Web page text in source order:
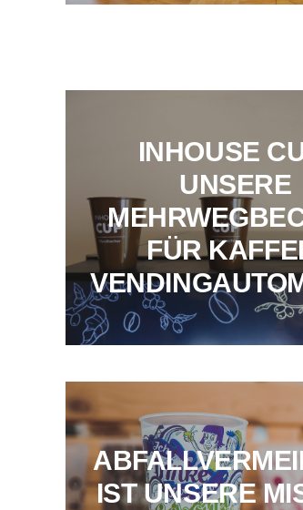
INHOUSE
UNSERE
FÜR
IST UNSERE